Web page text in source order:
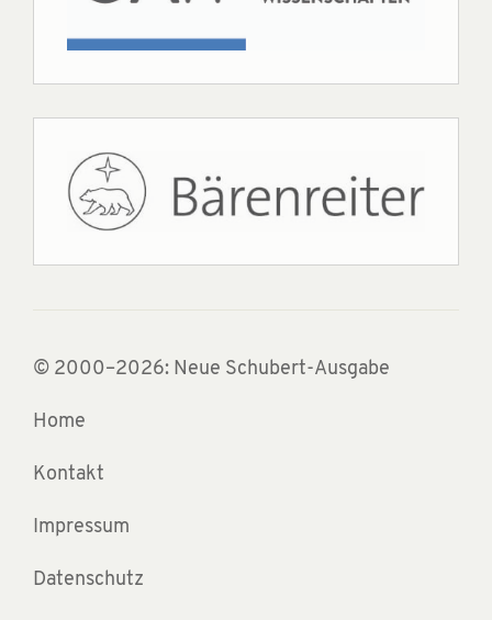
© 2000–2026: Neue Schubert-Ausgabe
Home
Kontakt
Impressum
Datenschutz